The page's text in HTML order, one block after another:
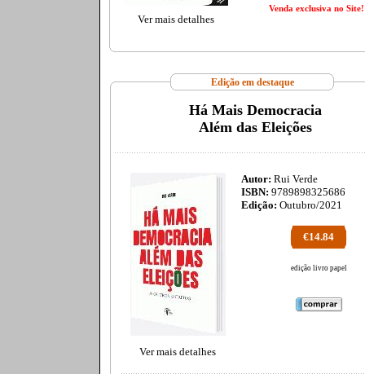
Venda exclusiva no Site!
Ver mais detalhes
Edição em destaque
Há Mais Democracia
Além das Eleições
Ver mais detalhes
Autor: Rui Verde
ISBN: 9789898325686
Edição: Outubro/2021
€14.84
edição livro papel